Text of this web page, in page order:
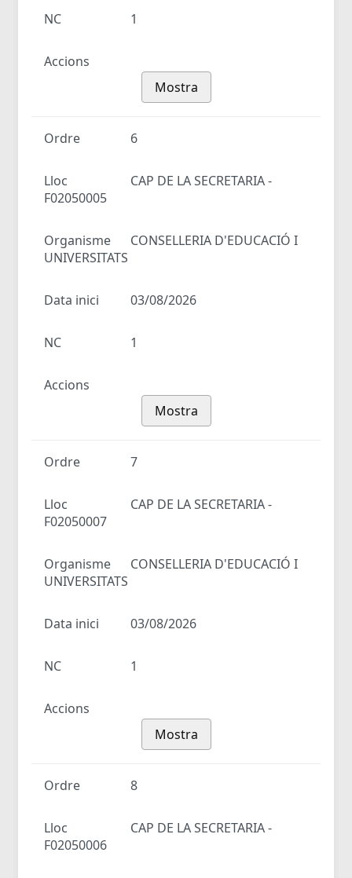
NC 1
Accions
Mostra
Ordre 6
Lloc
CAP DE LA SECRETARIA -
F02050005
Organisme
CONSELLERIA D'EDUCACIÓ I
UNIVERSITATS
Data inici 03/08/2026
NC 1
Accions
Mostra
Ordre 7
Lloc
CAP DE LA SECRETARIA -
F02050007
Organisme
CONSELLERIA D'EDUCACIÓ I
UNIVERSITATS
Data inici 03/08/2026
NC 1
Accions
Mostra
Ordre 8
Lloc
CAP DE LA SECRETARIA -
F02050006